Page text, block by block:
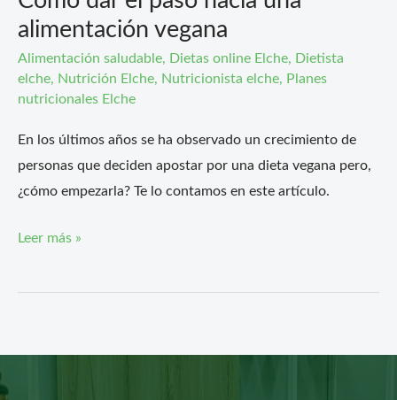
alimentación vegana
Alimentación saludable, Dietas online Elche, Dietista
elche, Nutrición Elche, Nutricionista elche, Planes
nutricionales Elche
En los últimos años se ha observado un crecimiento de
personas que deciden apostar por una dieta vegana pero,
¿cómo empezarla? Te lo contamos en este artículo.
Leer más »